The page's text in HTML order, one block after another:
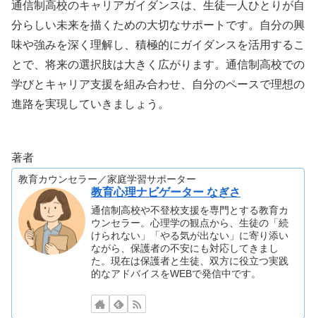
通信制高校のキャリアガイダンスは、生徒一人ひとりが自
分らしい未来を描くための大切なサポートです。自分の興
味や強みを深く理解し、積極的にガイダンスを活用するこ
とで、将来の選択肢は大きく広がります。通信制高校での
学びとキャリア支援を組み合わせ、自分のペースで理想の
進路を実現していきましょう。
著者
教育カウンセラー／家庭学習サポーター
教育心理ナビゲーター なぎさ
通信制高校や不登校支援を専門とする教育カ
ウンセラー。心理学の観点から、生徒の「続
けられない」「やる気が出ない」に寄り添い
ながら、保護者の不安にも対応してきまし
た。現在は保護者と生徒、双方に役立つ実践
的なアドバイスをWEBで発信中です。